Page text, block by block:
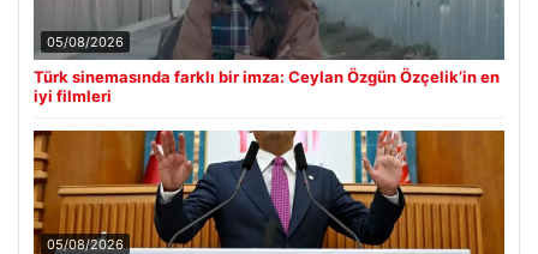
05/08/2026
Türk sinemasında farklı bir imza: Ceylan Özgün Özçelik’in en
iyi filmleri
05/08/2026